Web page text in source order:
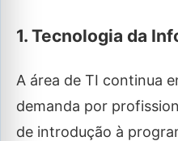
1. Tecnologia da
A área de TI continua
demanda por
de introdução à